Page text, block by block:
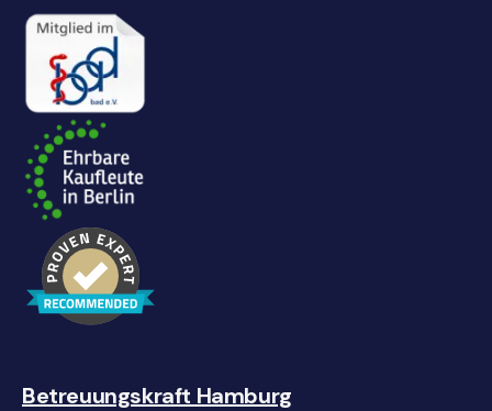
Betreuungskraft Hamburg